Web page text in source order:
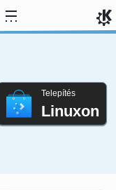
Telepítés
Linuxon